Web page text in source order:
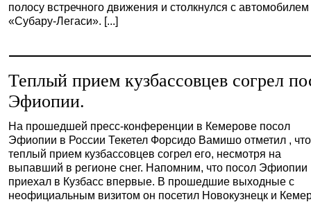
полосу встречного движения и столкнулся с автомобилем
«Субару-Легаси». [...]
Теплый прием кузбассовцев согрел
Эфиопии.
На прошедшей пресс-конференции в Кемерове посол
Эфиопии в России Текетел Форсидо Вамишо отметил , что
теплый прием кузбассовцев согрел его, несмотря на
выпавший в регионе снег. Напомним, что посол Эфиопии
приехал в Кузбасс впервые. В прошедшие выходные с
неофициальным визитом он посетил Новокузнецк и